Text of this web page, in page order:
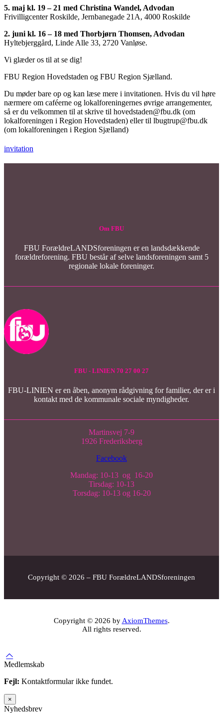
5. maj kl. 19 – 21 med Christina Wandel, Advodan
Frivilligcenter Roskilde, Jernbanegade 21A, 4000 Roskilde
2. juni kl. 16 – 18 med Thorbjørn Thomsen, Advodan
Hyltebjerggård, Linde Alle 33, 2720 Vanløse.
Vi glæder os til at se dig!
FBU Region Hovedstaden og FBU Region Sjælland.
Du møder bare op og kan læse mere i invitationen. Hvis du vil høre
nærmere om caféerne og lokalforeningernes øvrige arrangementer,
så er du velkommen til at skrive til hovedstaden@fbu.dk (om
lokalforeningen i Region Hovedstaden) eller til lbugtrup@fbu.dk
(om lokalforeningen i Region Sjælland)
invitation
Om FBU
FBU ForældreLANDSforeningen er en landsdækkende
forældreforening. FBU består af selve landsforeningen samt 5
regionale lokale foreninger.
FBU - LINIEN 70 27 00 27
FBU-LINIEN er en åben, anonym rådgivning for familier, der er i
kontakt med de kommunale sociale myndigheder.
Martinsvej 7-9
1926 Frederiksberg
Facebook
Mandag: 10-13 og 16-20
Tirsdag: 10-13
Torsdag: 10-13 og 16-20
Copyright © 2026 – FBU ForældreLANDSforeningen
Copyright © 2026 by AxiomThemes.
All rights reserved.
Medlemskab
Fejl: Kontaktformular ikke fundet.
×
Nyhedsbrev